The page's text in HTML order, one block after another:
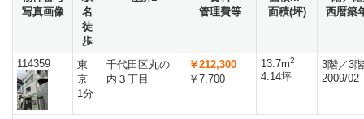
写真画像
名
徒
歩
管理費等
面積(坪)
西暦築
114359
東
京
1分
千代田区丸の
内３丁目
￥212,300
￥7,700
13.7m2
4.14坪
3階／3
2009/02